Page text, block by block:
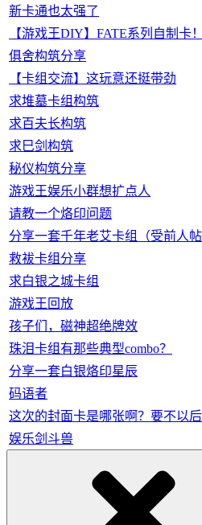
新卡通也太强了
【游戏王DIY】FATE系列自制卡
俱舍构筑分享
【卡组交流】这玩意还挺带劲
求堆墓卡组构筑
求百夫长构筑
求巳剑构筑
秘仪构筑分享
游戏王娱乐小群想扩点人
请教一个烙印问题
分享一套千年老艾卡组（受前人帖
救袚卡组分享
求白银之城卡组
游戏王回放
孩子们，磁神超绝牌效
珠泪卡组有那些典型combo？
分享一套白银烙印星辰
码语者
这次的封面卡是哪张啊？要不以
娱乐剑斗兽